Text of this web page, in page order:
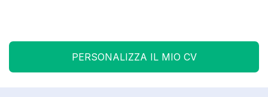
PERSONALIZZA IL MIO CV